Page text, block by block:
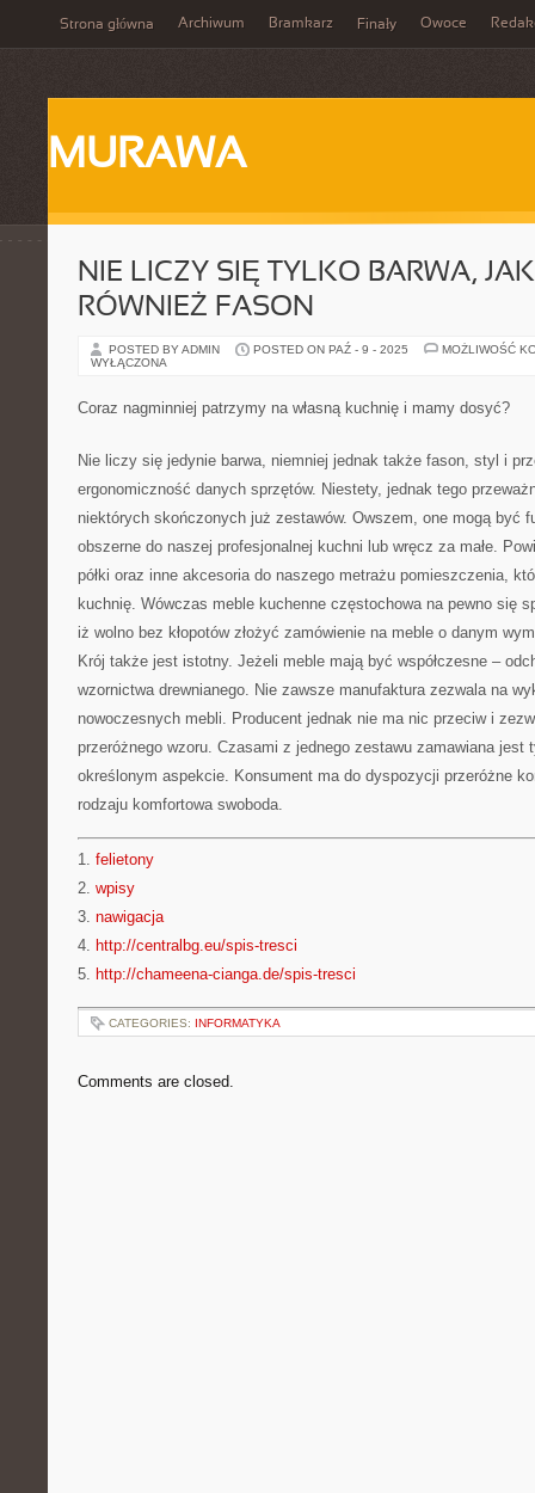
Strona główna Archiwum Bramkarz Finały Owoce
MURAWA
NIE LICZY SIĘ TYLKO BARWA,
RÓWNIEŻ FASON
POSTED BY ADMIN POSTED ON PAŹ - 9 - 2025
MOŻLIWOŚĆ
WYŁĄCZONA
Coraz nagminniej patrzymy na własną kuchnię i mamy dosyć?
Nie liczy się jedynie barwa, niemniej jednak także fason, styl i
ergonomiczność danych sprzętów. Niestety, jednak tego
niektórych skończonych już zestawów. Owszem, one mogą być
obszerne do naszej profesjonalnej kuchni lub wręcz za małe.
półki oraz inne akcesoria do naszego metrażu pomieszczenia,
kuchnię. Wówczas meble kuchenne częstochowa na pewno się
iż wolno bez kłopotów złożyć zamówienie na meble o danym
Krój także jest istotny. Jeżeli meble mają być współczesne –
wzornictwa drewnianego. Nie zawsze manufaktura zezwala na
nowoczesnych mebli. Producent jednak nie ma nic przeciw i
przeróżnego wzoru. Czasami z jednego zestawu zamawiana jest
określonym aspekcie. Konsument ma do dyspozycji przeróżne
rodzaju komfortowa swoboda.
1. felietony
2. wpisy
3. nawigacja
4. http://centralbg.eu/spis-tresci
5. http://chameena-cianga.de/spis-tresci
CATEGORIES: INFORMATYKA
Comments are closed.